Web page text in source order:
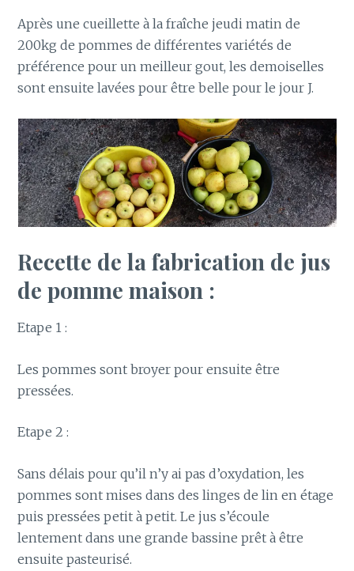
Après une cueillette à la fraîche jeudi matin de
200kg de pommes de différentes variétés de
préférence pour un meilleur gout, les demoiselles
sont ensuite lavées pour être belle pour le jour J.
Recette de la fabrication de jus
de pomme maison :
Etape 1 :
Les pommes sont broyer pour ensuite être
pressées.
Etape 2 :
Sans délais pour qu’il n’y ai pas d’oxydation, les
pommes sont mises dans des linges de lin en étage
puis pressées petit à petit. Le jus s’écoule
lentement dans une grande bassine prêt à être
ensuite pasteurisé.